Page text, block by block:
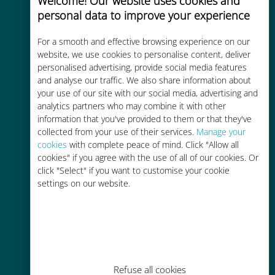
personal data to improve your experience
For a smooth and effective browsing experience on our
website, we use cookies to personalise content, deliver
personalised advertising, provide social media features
and analyse our traffic. We also share information about
your use of our site with our social media, advertising and
analytics partners who may combine it with other
information that you've provided to them or that they've
collected from your use of their services. Manage your
cookies with complete peace of mind. Click "Allow all
cookies" if you agree with the use of all of our cookies. Or
click "Select" if you want to customise your cookie
settings on our website.
Refuse all cookies
Custo-benefício
Até 90% mais barato do que as
tarifas de roaming de sua
operadora atual
Fácil recarga
Em qualquer lugar por meio do